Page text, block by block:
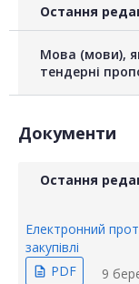
Остання
Мова (мови),
тендерні
Документи
Остання
Електронний
закупівлі
description PDF 9